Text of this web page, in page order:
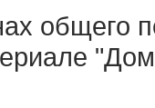
общего